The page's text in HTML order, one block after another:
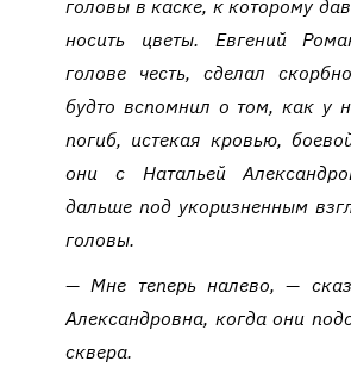
головы в каске, к которому
носить цветы. Евгений
голове честь, сделал
будто вспомнил о том, как у
погиб, истекая кровью,
они с Натальей
дальше под укоризненным
головы.
— Мне теперь налево, —
Александровна, когда они
сквера.